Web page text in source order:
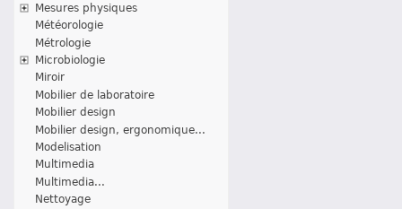
Mesures physiques
Météorologie
Métrologie
Microbiologie
Miroir
Mobilier de laboratoire
Mobilier design
Mobilier design, ergonomique...
Modelisation
Multimedia
Multimedia...
Nettoyage